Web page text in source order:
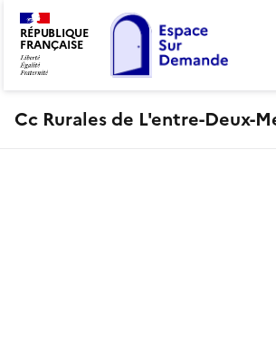
RÉPUBLIQUE
FRANÇAISE
Cc Rurales de L'entre-Deux-